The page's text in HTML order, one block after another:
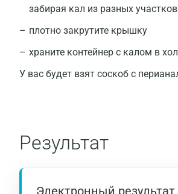
забирая кал из разных участков
плотно закрутите крышку
храните контейнер с калом в
У вас будет взят соскоб с
Результат
Электронный результат